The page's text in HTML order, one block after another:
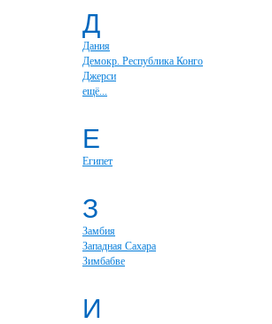
Д
Дания
Демокр. Республика Конго
Джерси
ещё...
Е
Египет
З
Замбия
Западная Сахара
Зимбабве
И